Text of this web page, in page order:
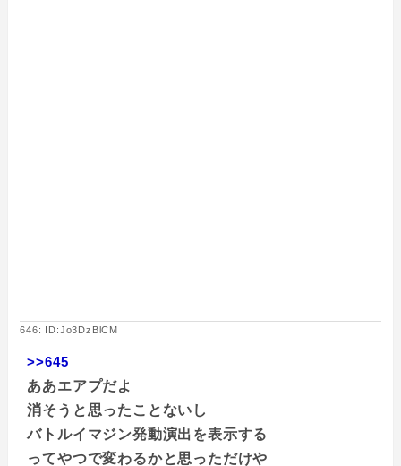
646: ID:Jo3DzBlCM
>>645
ああエアプだよ
消そうと思ったことないし
バトルイマジン発動演出を表示する
ってやつで変わるかと思っただけや